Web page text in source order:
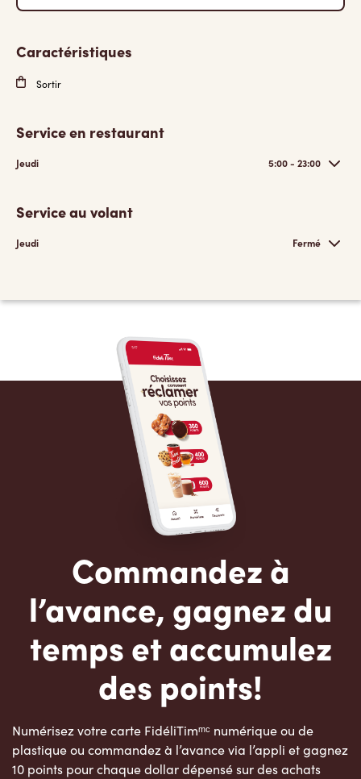
Caractéristiques
Sortir
Service en restaurant
Jeudi 5:00 - 23:00
Service au volant
Jeudi Fermé
Commandez à
l’avance, gagnez du
temps et accumulez
des points!
Numérisez votre carte FidéliTimᵐᶜ numérique ou de
plastique ou commandez à l’avance via l’appli et gagnez
10 points pour chaque dollar dépensé sur des achats